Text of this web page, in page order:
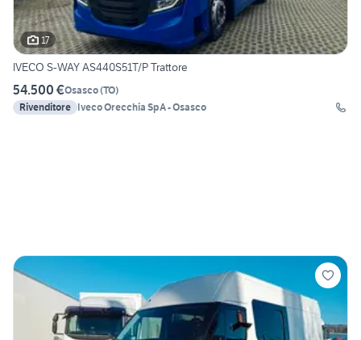
17
IVECO S-WAY AS440S51T/P Trattore
54.500 €Osasco(TO)
Rivenditore Iveco Orecchia SpA - Osasco